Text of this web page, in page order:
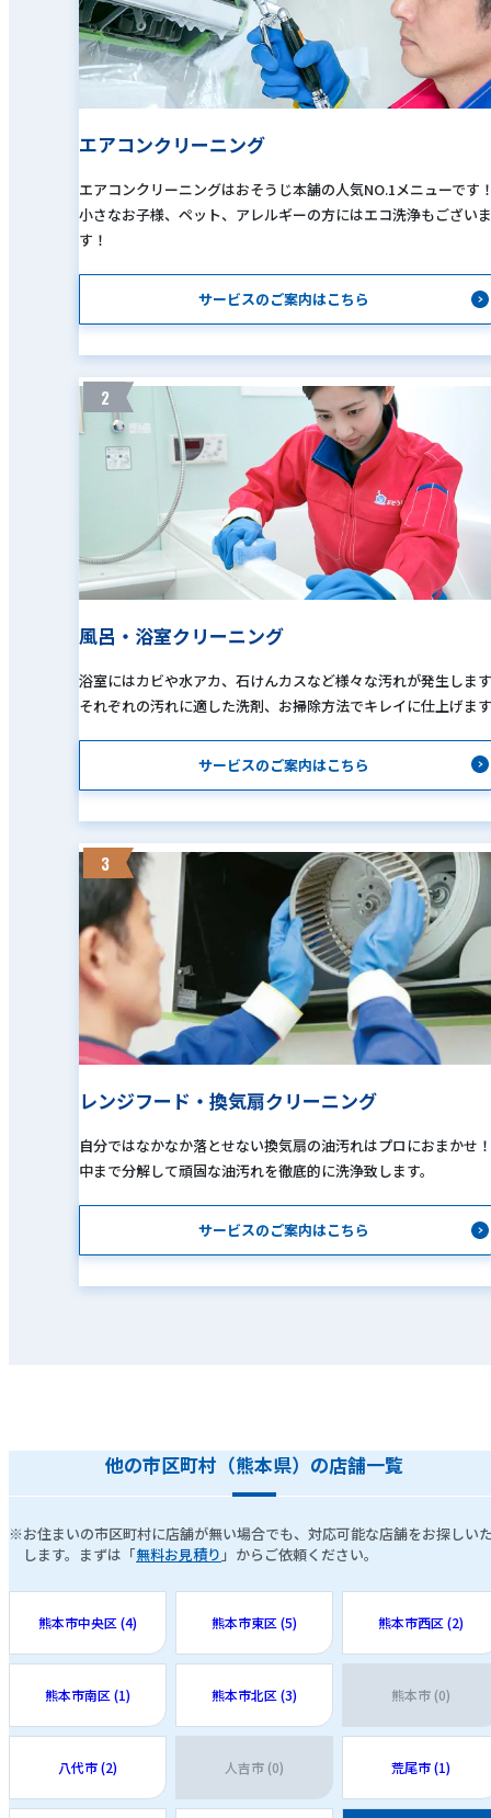
エアコンクリーニング
エアコンクリーニングはおそうじ本舗の人気NO.1メニューです
小さなお子様、ペット、アレルギーの方にはエコ洗浄もございま
す！
サービスのご案内はこちら
2
風呂・浴室クリーニング
浴室にはカビや水アカ、石けんカスなど様々な汚れが発生しま
それぞれの汚れに適した洗剤、お掃除方法でキレイに仕上げま
サービスのご案内はこちら
3
レンジフード・換気扇クリーニング
自分ではなかなか落とせない換気扇の油汚れはプロにおまかせ！
中まで分解して頑固な油汚れを徹底的に洗浄致します。
サービスのご案内はこちら
他の市区町村（熊本県）の店舗一覧
※お住まいの市区町村に店舗が無い場合でも、対応可能な店舗をお探しい
します。まずは「無料お見積り 」からご依頼ください。
熊本市中央区 (4) 熊本市東区 (5) 熊本市西区 (2)
熊本市南区 (1) 熊本市北区 (3) 熊本市 (0)
八代市 (2) 人吉市 (0) 荒尾市 (1)